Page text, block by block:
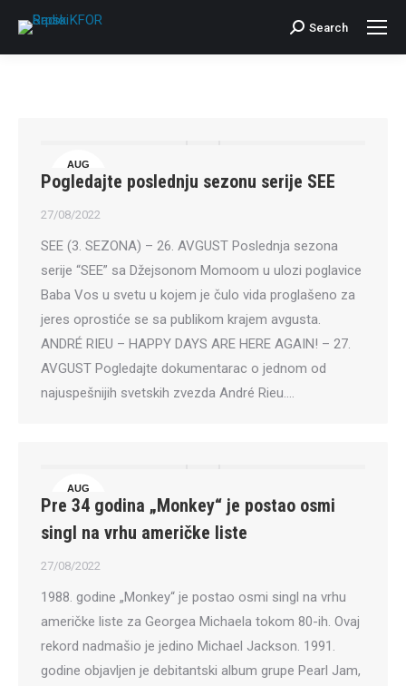
Search:
Search
AUG
27
Pogledajte poslednju sezonu serije SEE
27/08/2022
SEE (3. SEZONA) – 26. AVGUST Poslednja sezona
serije “SEE” sa Džejsonom Momoom u ulozi poglavice
Baba Vos u svetu u kojem je čulo vida proglašeno za
jeres oprostiće se sa publikom krajem avgusta.
ANDRÉ RIEU – HAPPY DAYS ARE HERE AGAIN! – 27.
AVGUST Pogledajte dokumentarac o jednom od
najuspešnijih svetskih zvezda André Rieu.…
AUG
27
Pre 34 godina „Monkey“ je postao osmi
singl na vrhu američke liste
27/08/2022
1988. godine „Monkey“ je postao osmi singl na vrhu
američke liste za Georgea Michaela tokom 80-ih. Ovaj
rekord nadmašio je jedino Michael Jackson. 1991.
godine objavljen je debitantski album grupe Pearl Jam,